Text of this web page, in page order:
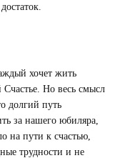
хочет жить
Но весь смысл
долгий путь
за нашего юбиляра,
на пути к счастью,
трудности и не